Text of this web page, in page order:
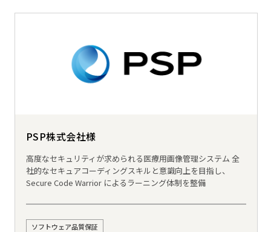
PSP株式会社様
高度なセキュリティが求められる医療用画像管理システム 全
社的なセキュアコーディングスキルと意識向上を目指し、
Secure Code Warrior によるラーニング体制を整備
ソフトウェア品質保証